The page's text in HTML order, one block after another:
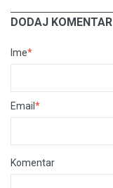
DODAJ KOMENTAR
Ime*
Email *
Komentar